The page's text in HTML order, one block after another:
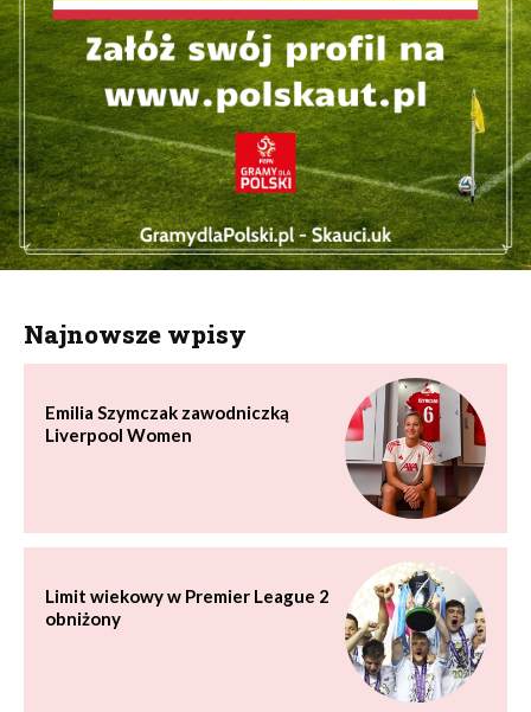
Najnowsze wpisy
Emilia Szymczak zawodniczką
Liverpool Women
Limit wiekowy w Premier League 2
obniżony